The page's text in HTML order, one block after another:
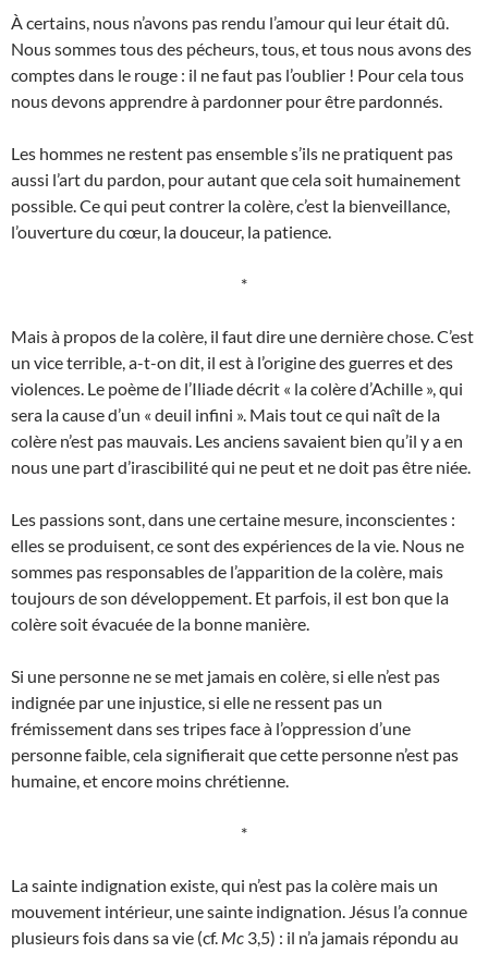
À certains, nous n’avons pas rendu l’amour qui leur était dû.
Nous sommes tous des pécheurs, tous, et tous nous avons des
comptes dans le rouge : il ne faut pas l’oublier ! Pour cela tous
nous devons apprendre à pardonner pour être pardonnés.
Les hommes ne restent pas ensemble s’ils ne pratiquent pas
aussi l’art du pardon, pour autant que cela soit humainement
possible. Ce qui peut contrer la colère, c’est la bienveillance,
l’ouverture du cœur, la douceur, la patience.
*
Mais à propos de la colère, il faut dire une dernière chose. C’est
un vice terrible, a-t-on dit, il est à l’origine des guerres et des
violences. Le poème de l’Iliade décrit « la colère d’Achille », qui
sera la cause d’un « deuil infini ». Mais tout ce qui naît de la
colère n’est pas mauvais. Les anciens savaient bien qu’il y a en
nous une part d’irascibilité qui ne peut et ne doit pas être niée.
Les passions sont, dans une certaine mesure, inconscientes :
elles se produisent, ce sont des expériences de la vie. Nous ne
sommes pas responsables de l’apparition de la colère, mais
toujours de son développement. Et parfois, il est bon que la
colère soit évacuée de la bonne manière.
Si une personne ne se met jamais en colère, si elle n’est pas
indignée par une injustice, si elle ne ressent pas un
frémissement dans ses tripes face à l’oppression d’une
personne faible, cela signifierait que cette personne n’est pas
humaine, et encore moins chrétienne.
*
La sainte indignation existe, qui n’est pas la colère mais un
mouvement intérieur, une sainte indignation. Jésus l’a connue
plusieurs fois dans sa vie (cf. Mc 3,5) : il n’a jamais répondu au